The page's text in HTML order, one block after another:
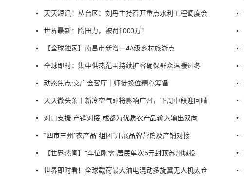
天天短讯！丛台区：刘丹主持召开重点水利工程调度会
世界最新：隋田力，被罚1000万！
【全球独家】南昌市新增一4A级乡村旅游点
全球即时：集中供热范围持续扩容确保群众温暖过冬
动态焦点:交广会客厅｜师徒换位精心筹备
天天微头条丨新冷空气即将影响广州，下周中段迎回晴
对口支援 产销对接 成都为优质农产品输入输出双向
“四市三州”农产品“组团”开展品牌营销及产销对接
【世界热闻】“车位刚需”居民单次5元封顶苏州城投
世界即时看！全球载荷最大油电混动多旋翼无人机太仓